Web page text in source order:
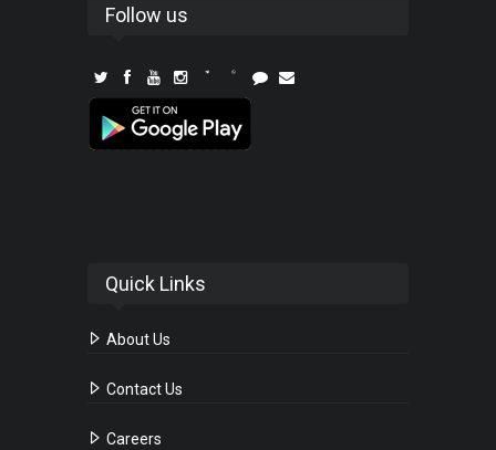
Follow us
Quick Links
About Us
Contact Us
Careers